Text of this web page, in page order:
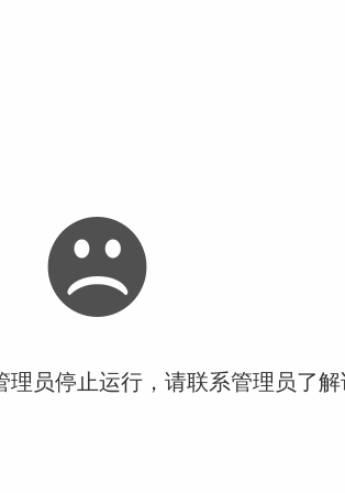
理员停止运行，请联系管理员了